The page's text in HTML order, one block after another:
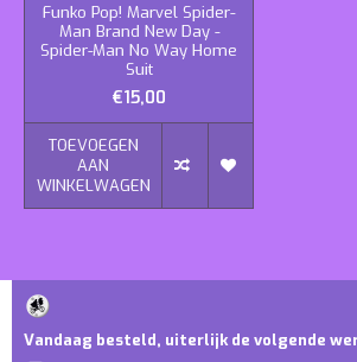
Funko Pop! Marvel Spider-
Man Brand New Day -
Spider-Man No Way Home
Suit
€15,00
TOEVOEGEN
AAN
WINKELWAGEN
Vandaag besteld, uiterlijk de volgende